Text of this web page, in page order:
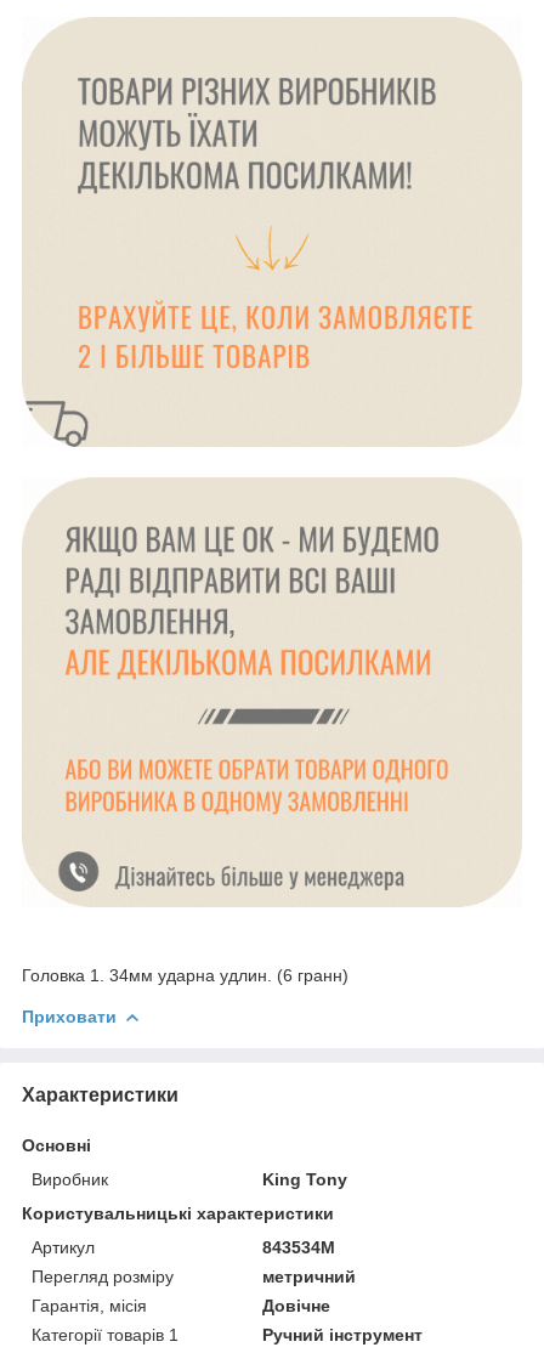
Головка 1. 34мм ударна удлин. (6 гранн)
Приховати
Характеристики
Основні
Виробник
King Tony
Користувальницькі характеристики
Артикул
843534M
Перегляд розміру
метричний
Гарантія, місія
Довічне
Категорії товарів 1
Ручний інструмент